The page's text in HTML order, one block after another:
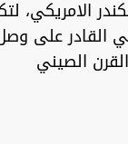
الامريكي،
القادر على
الصيني